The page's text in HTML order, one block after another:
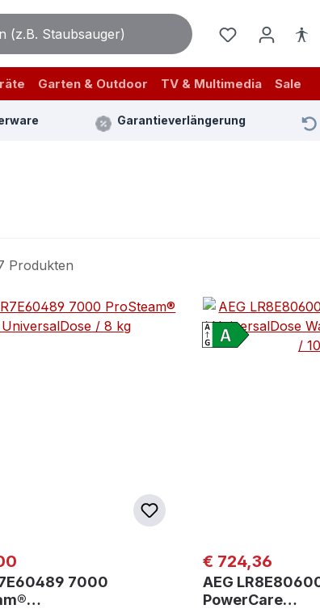
Garten & Outdoor TV & Multimedia Sale
Garantieverlängerung
Produkten
Preis:
7000
Regulärer Preis:
€ 724,36
AEG
PowerCare…